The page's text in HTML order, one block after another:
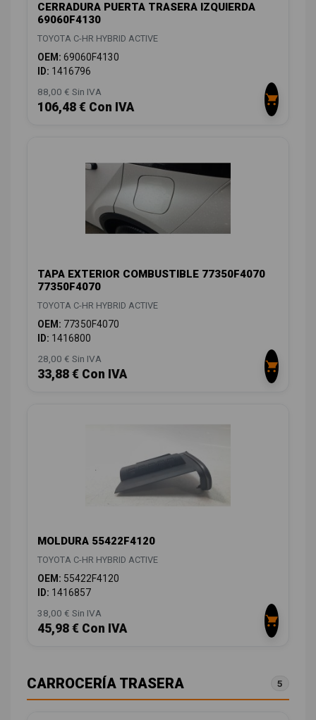
CERRADURA PUERTA TRASERA IZQUIERDA
69060F4130
TOYOTA C-HR HYBRID ACTIVE
OEM: 69060F4130
ID: 1416796
88,00 € Sin IVA
106,48 € Con IVA
TAPA EXTERIOR COMBUSTIBLE 77350F4070
77350F4070
TOYOTA C-HR HYBRID ACTIVE
OEM: 77350F4070
ID: 1416800
28,00 € Sin IVA
33,88 € Con IVA
MOLDURA 55422F4120
TOYOTA C-HR HYBRID ACTIVE
OEM: 55422F4120
ID: 1416857
38,00 € Sin IVA
45,98 € Con IVA
CARROCERÍA TRASERA 5